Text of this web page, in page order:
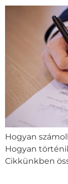
Hogyan
Hogyan
Cikkünkben